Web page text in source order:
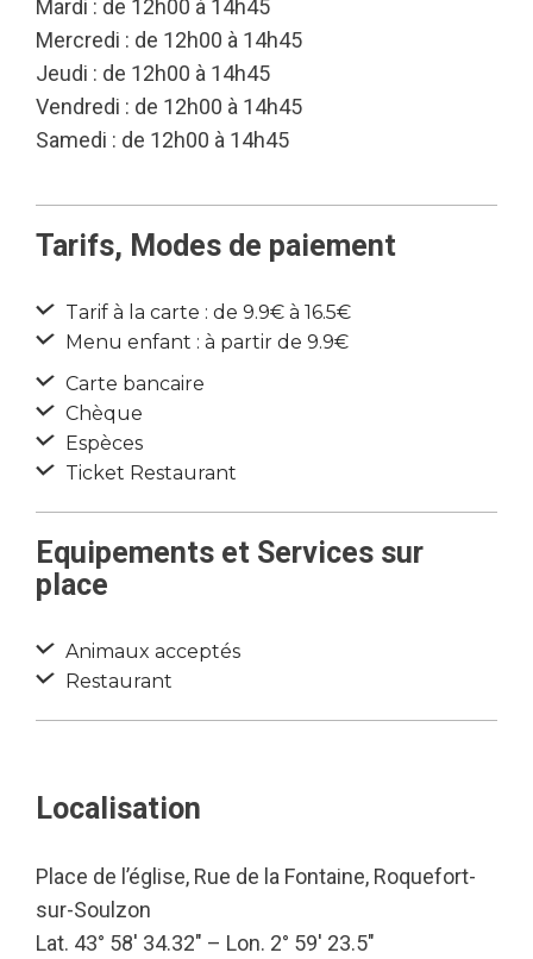
Mardi : de 12h00 à 14h45
Mercredi : de 12h00 à 14h45
Jeudi : de 12h00 à 14h45
Vendredi : de 12h00 à 14h45
Samedi : de 12h00 à 14h45
Tarifs, Modes de paiement
Tarif à la carte : de 9.9€ à 16.5€
Menu enfant : à partir de 9.9€
Carte bancaire
Chèque
Espèces
Ticket Restaurant
Equipements et Services sur
place
Animaux acceptés
Restaurant
Localisation
Place de l’église, Rue de la Fontaine, Roquefort-
sur-Soulzon
Lat. 43° 58′ 34.32″ – Lon. 2° 59′ 23.5″